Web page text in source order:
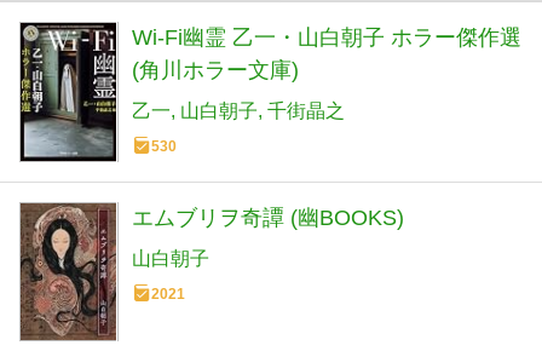
Wi-Fi幽霊 乙一・山白朝子 ホラー傑作選
(角川ホラー文庫)
乙一 山白朝子 千街晶之
530
エムブリヲ奇譚 (幽BOOKS)
山白朝子
2021